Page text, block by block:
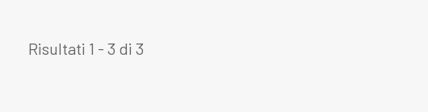
Risultati 1 - 3 di 3